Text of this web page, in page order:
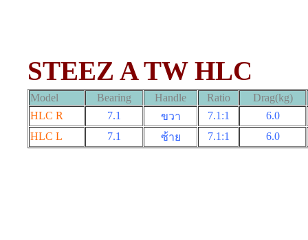
STEEZ A TW HLC
Model Bearing Handle Ratio
Drag(kg)
HLC R
7.1 ขวา 7.1:1
6.0
HLC L
7.1 ซ้าย 7.1:1 6.0